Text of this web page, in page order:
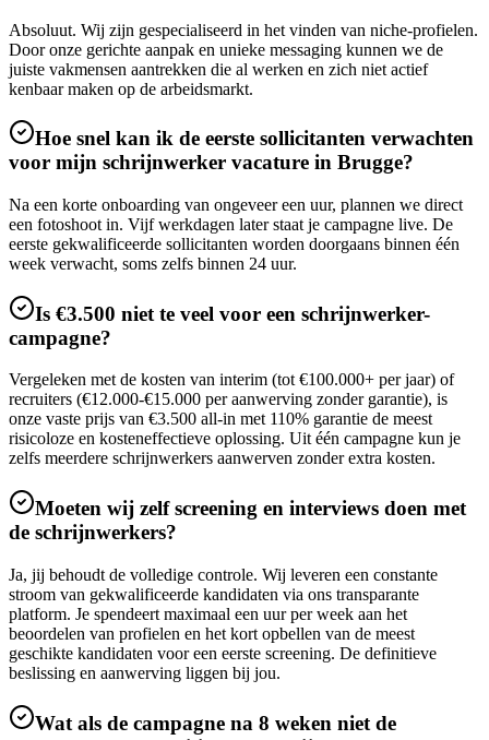
Absoluut. Wij zijn gespecialiseerd in het vinden van niche-profielen.
Door onze gerichte aanpak en unieke messaging kunnen we de
juiste vakmensen aantrekken die al werken en zich niet actief
kenbaar maken op de arbeidsmarkt.
Hoe snel kan ik de eerste sollicitanten verwachten
voor mijn schrijnwerker vacature in Brugge?
Na een korte onboarding van ongeveer een uur, plannen we direct
een fotoshoot in. Vijf werkdagen later staat je campagne live. De
eerste gekwalificeerde sollicitanten worden doorgaans binnen één
week verwacht, soms zelfs binnen 24 uur.
Is €3.500 niet te veel voor een schrijnwerker-
campagne?
Vergeleken met de kosten van interim (tot €100.000+ per jaar) of
recruiters (€12.000-€15.000 per aanwerving zonder garantie), is
onze vaste prijs van €3.500 all-in met 110% garantie de meest
risicoloze en kosteneffectieve oplossing. Uit één campagne kun je
zelfs meerdere schrijnwerkers aanwerven zonder extra kosten.
Moeten wij zelf screening en interviews doen met
de schrijnwerkers?
Ja, jij behoudt de volledige controle. Wij leveren een constante
stroom van gekwalificeerde kandidaten via ons transparante
platform. Je spendeert maximaal een uur per week aan het
beoordelen van profielen en het kort opbellen van de meest
geschikte kandidaten voor een eerste screening. De definitieve
beslissing en aanwerving liggen bij jou.
Wat als de campagne na 8 weken niet de